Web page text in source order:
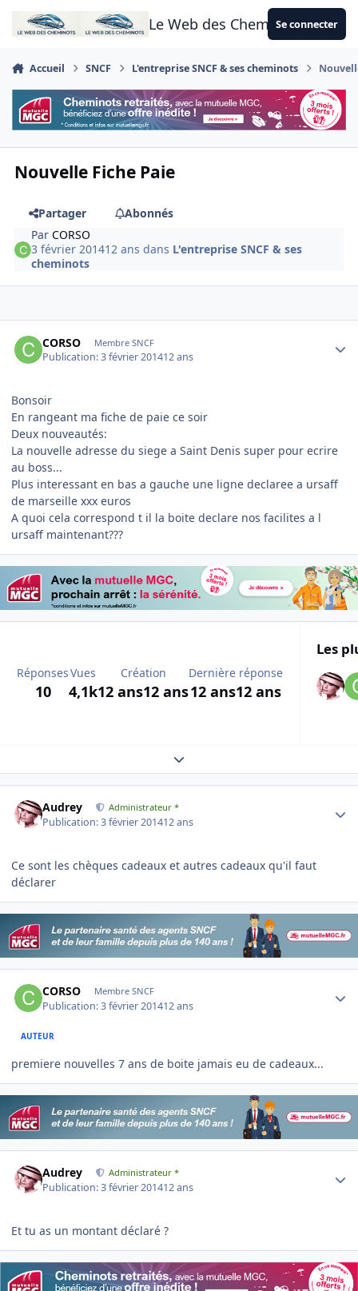
Aller au contenu
Le Web des CheminotsSe connecter
Accueil SNCF L'entreprise SNCF & ses cheminots
Nouvelle Fiche Paie
Partager
Abonnés
ParCORSO
3 février 201412 ans dans L'entreprise SNCF & ses
cheminots
CORSO Membre SNCF
Publication:3 février 201412 ans
Bonsoir
En rangeant ma fiche de paie ce soir
Deux nouveautés:
La nouvelle adresse du siege a Saint Denis super pour ecrire
au boss...
Plus interessant en bas a gauche une ligne declaree a ursaff
de marseille xxx euros
A quoi cela correspond t il la boite declare nos facilites a l
ursaff maintenant???
Réponses
10
Vues
4,1k
Création
12 ans12 ans
Dernière réponse
12 ans12 ans
Les
Expand topic overview
Audrey Administrateur *
Publication:3 février 201412 ans
Ce sont les chèques cadeaux et autres cadeaux qu'il faut
déclarer
CORSO Membre SNCF
Publication:3 février 201412 ans
AUTEUR
premiere nouvelles 7 ans de boite jamais eu de cadeaux...
Audrey Administrateur *
Publication:3 février 201412 ans
Et tu as un montant déclaré ?